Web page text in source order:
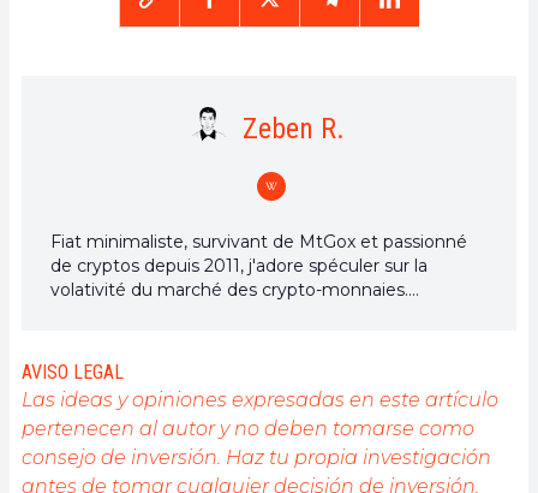
Zeben R.
Fiat minimaliste, survivant de MtGox et passionné
de cryptos depuis 2011, j'adore spéculer sur la
volativité du marché des crypto-monnaies.
financière!
AVISO LEGAL
Las ideas y opiniones expresadas en este artículo
pertenecen al autor y no deben tomarse como
consejo de inversión. Haz tu propia investigación
antes de tomar cualquier decisión de inversión.